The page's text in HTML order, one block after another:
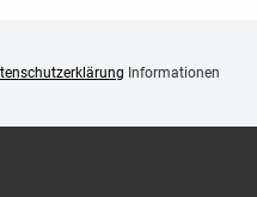
Informationen